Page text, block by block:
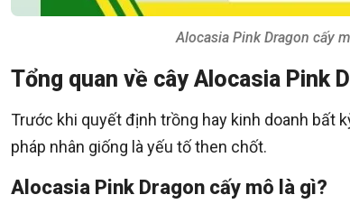
Alocasia Pink Dragon cấy
Tổng quan về cây Alocasia Pink
Trước khi quyết định trồng hay kinh doanh bất
pháp nhân giống là yếu tố then chốt.
Alocasia Pink Dragon cấy mô là gì?